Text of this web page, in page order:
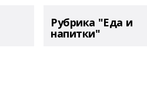
Рубрика "Еда и
напитки"